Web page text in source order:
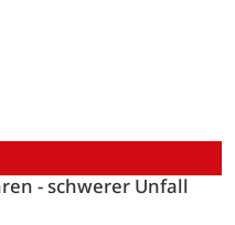
- schwerer Unfall